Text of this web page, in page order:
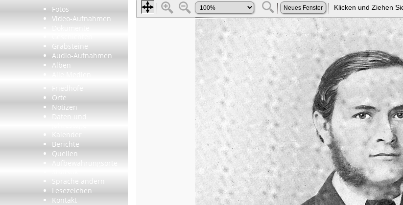
Fotos
Video-Aufnahmen
Dokumente
Geschichten
Grabsteine
Audio-Aufnahmen
Alben
Alle Medien
Friedhöfe
Orte
Notizen
Daten und
Jahrestage
Kalender
Berichte
Quellen
Aufbewahrungsorte
Statistik
Sprache ändern
Lesezeichen
Kontakt